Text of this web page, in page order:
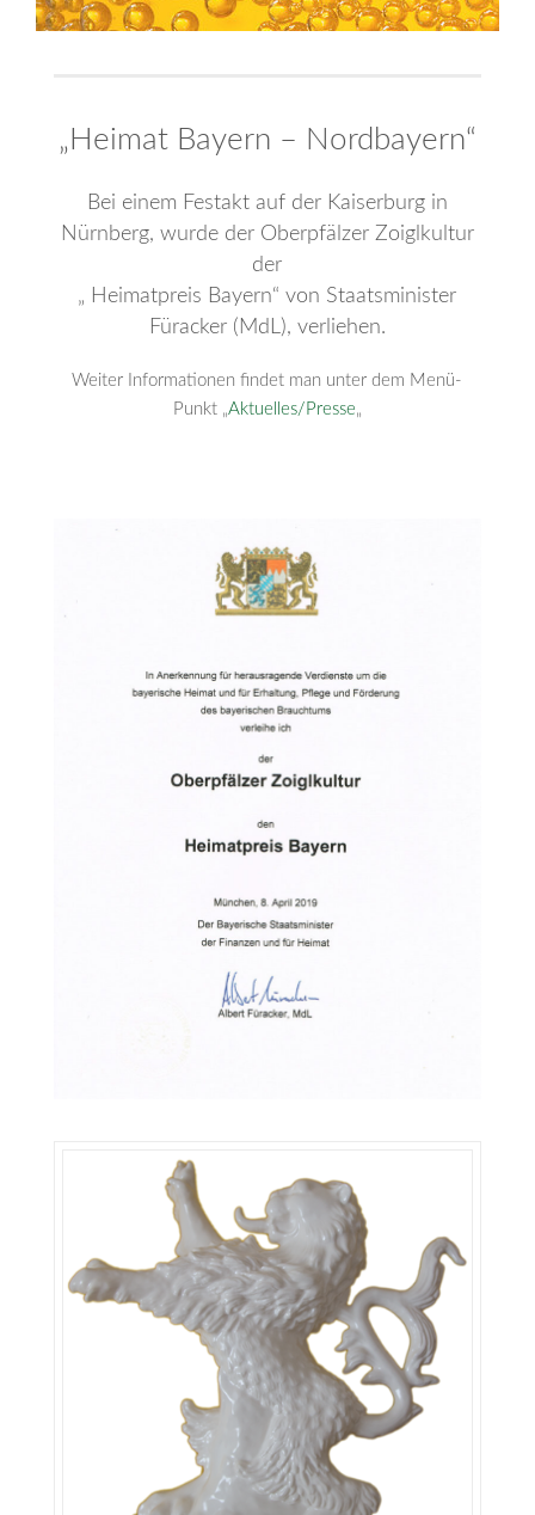
„Heimat Bayern – Nordbayern“
Bei einem Festakt auf der Kaiserburg in
Nürnberg, wurde der Oberpfälzer Zoiglkultur
der
„ Heimatpreis Bayern“ von Staatsminister
Füracker (MdL), verliehen.
Weiter Informationen findet man unter dem Menü-
Punkt „Aktuelles/Presse„